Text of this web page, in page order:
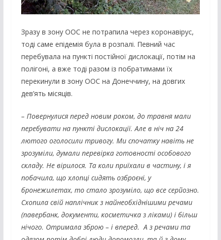
Зразу в зону ООС не потрапила через коронавірус,
тоді саме епідемія була в розпалі. Певний час
перебувала на пункті постійної дислокації, потім на
полігоні, а вже тоді разом із побратимами їх
перекинули в зону ООС на Донеччину, на довгих
дев’ять місяців.
– Повернулися перед новим роком, до травня мали
перебувати на пункті дислокації. Але в ніч на 24
лютого оголосили тривогу. Ми спочатку навіть не
зрозуміли, думали перевірка готовності особового
складу. Не вірилося. Та коли приїхали в частину, і я
побачила, що хлопці сидять озброєні, у
бронежилетах, то стало зрозуміло, що все серйозно.
Схопила свій наплічник з найнеобхіднішими речами
(павербанк, документи, косметичка з ліками) і більш
нічого. Отримала зброю – і вперед. А з речами та